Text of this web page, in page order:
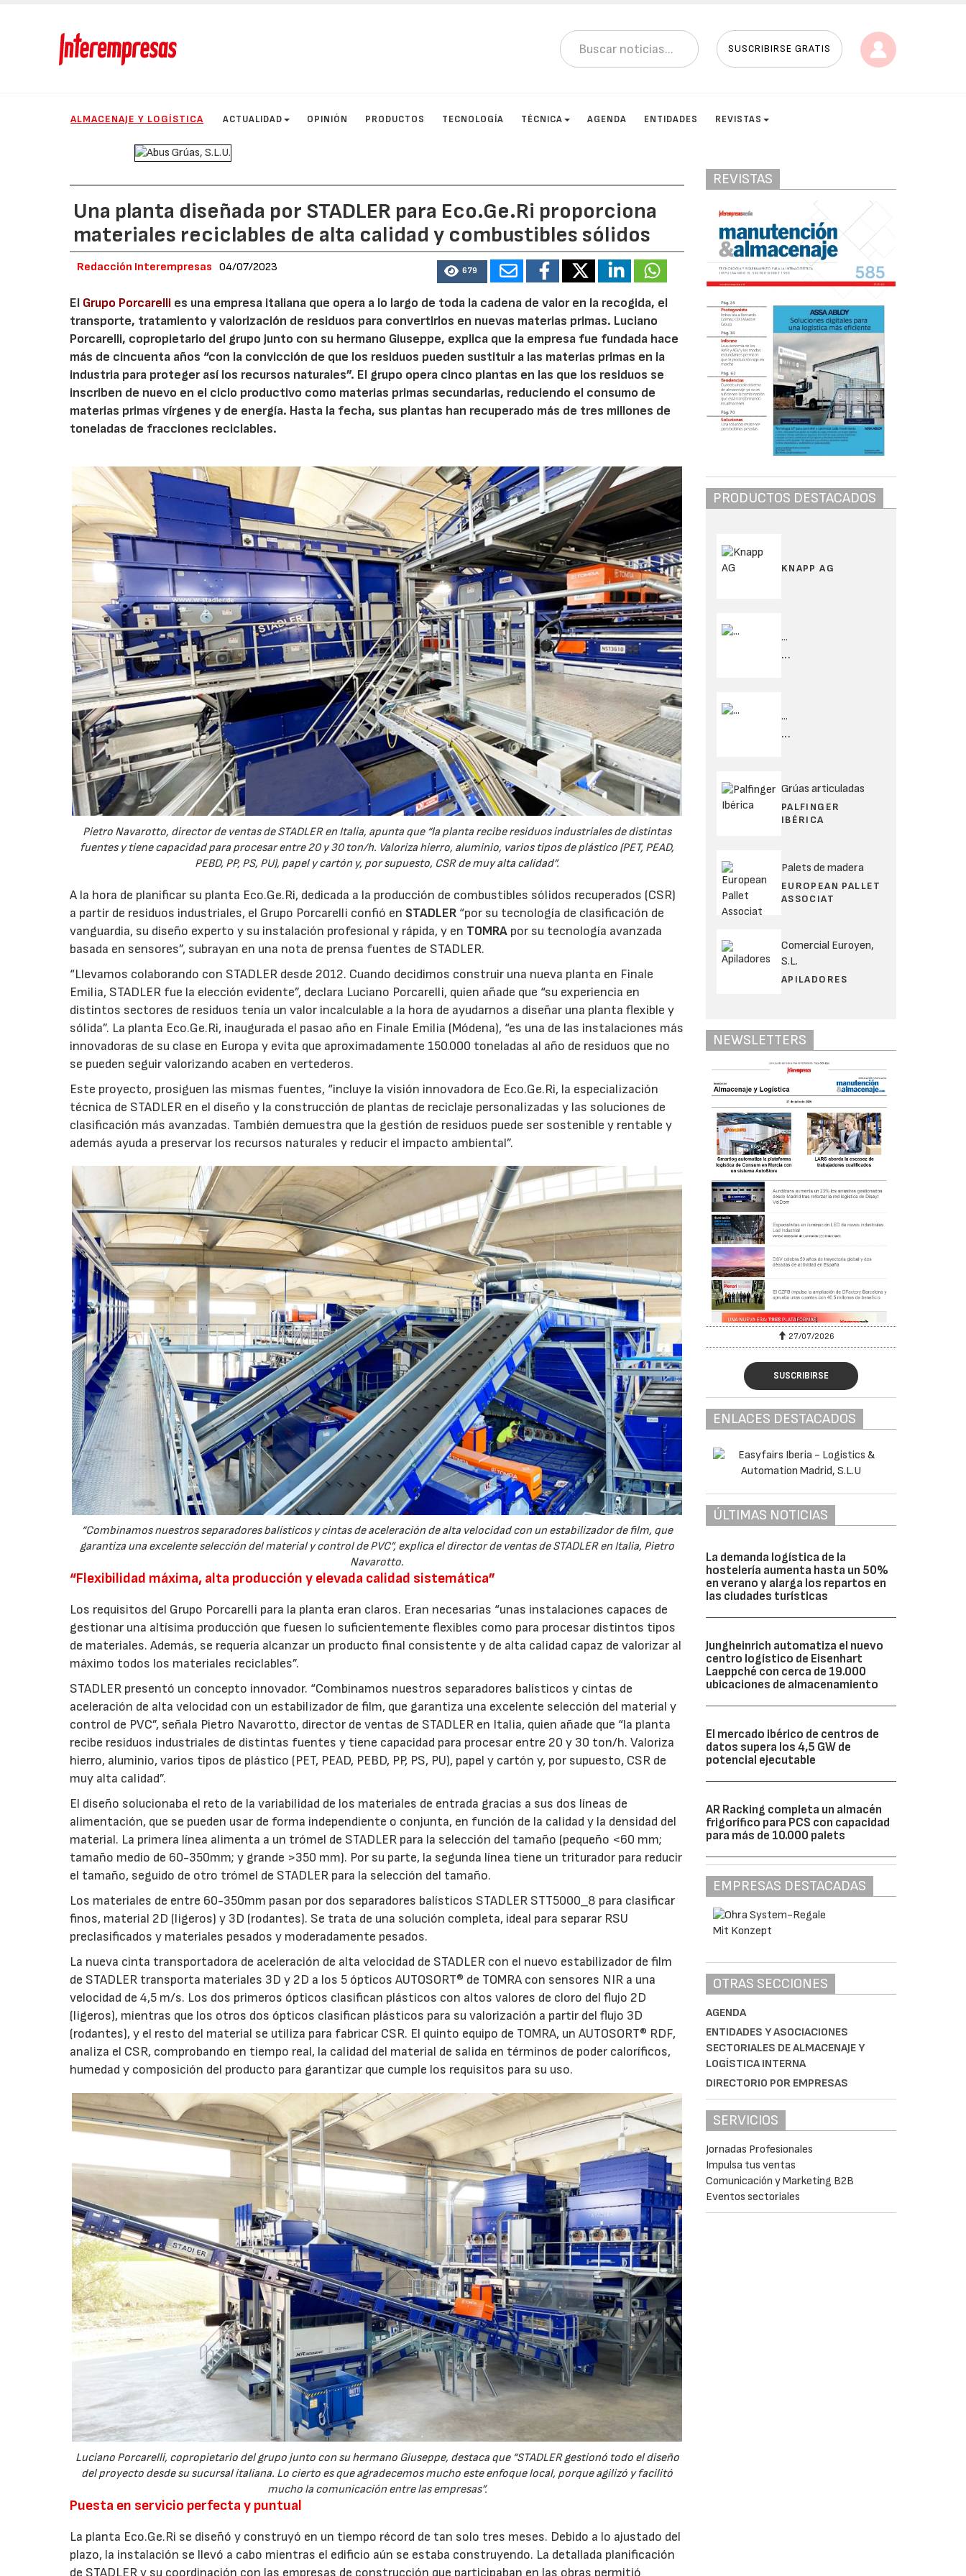
SUSCRIBIRSE GRATIS
ALMACENAJE Y LOGÍSTICA ACTUALIDAD OPINIÓN PRODUCTOS TECNOLOGÍA TÉCNICA AGENDA ENTIDADES REVISTAS
Una planta diseñada por STADLER para Eco.Ge.Ri proporciona
materiales reciclables de alta calidad y combustibles sólidos
Redacción Interempresas 04/07/2023 679
El Grupo Porcarelli es una empresa italiana que opera a lo largo de toda la cadena de valor en la recogida, el
transporte, tratamiento y valorización de residuos para convertirlos en nuevas materias primas. Luciano
Porcarelli, copropietario del grupo junto con su hermano Giuseppe, explica que la empresa fue fundada hace
más de cincuenta años “con la convicción de que los residuos pueden sustituir a las materias primas en la
industria para proteger así los recursos naturales”. El grupo opera cinco plantas en las que los residuos se
inscriben de nuevo en el ciclo productivo como materias primas secundarias, reduciendo el consumo de
materias primas vírgenes y de energía. Hasta la fecha, sus plantas han recuperado más de tres millones de
toneladas de fracciones reciclables.
Pietro Navarotto, director de ventas de STADLER en Italia, apunta que “la planta recibe residuos industriales de distintas
fuentes y tiene capacidad para procesar entre 20 y 30 ton/h. Valoriza hierro, aluminio, varios tipos de plástico (PET, PEAD,
PEBD, PP, PS, PU), papel y cartón y, por supuesto, CSR de muy alta calidad”.
A la hora de planificar su planta Eco.Ge.Ri, dedicada a la producción de combustibles sólidos recuperados (CSR)
a partir de residuos industriales, el Grupo Porcarelli confió en STADLER “por su tecnología de clasificación de
vanguardia, su diseño experto y su instalación profesional y rápida, y en TOMRA por su tecnología avanzada
basada en sensores”, subrayan en una nota de prensa fuentes de STADLER.
“Llevamos colaborando con STADLER desde 2012. Cuando decidimos construir una nueva planta en Finale
Emilia, STADLER fue la elección evidente”, declara Luciano Porcarelli, quien añade que “su experiencia en
distintos sectores de residuos tenía un valor incalculable a la hora de ayudarnos a diseñar una planta flexible y
sólida”. La planta Eco.Ge.Ri, inaugurada el pasao año en Finale Emilia (Módena), “es una de las instalaciones más
innovadoras de su clase en Europa y evita que aproximadamente 150.000 toneladas al año de residuos que no
se pueden seguir valorizando acaben en vertederos.
Este proyecto, prosiguen las mismas fuentes, “incluye la visión innovadora de Eco.Ge.Ri, la especialización
técnica de STADLER en el diseño y la construcción de plantas de reciclaje personalizadas y las soluciones de
clasificación más avanzadas. También demuestra que la gestión de residuos puede ser sostenible y rentable y
además ayuda a preservar los recursos naturales y reducir el impacto ambiental”.
“Combinamos nuestros separadores balísticos y cintas de aceleración de alta velocidad con un estabilizador de film, que
garantiza una excelente selección del material y control de PVC”, explica el director de ventas de STADLER en Italia, Pietro
Navarotto.
“Flexibilidad máxima, alta producción y elevada calidad sistemática”
Los requisitos del Grupo Porcarelli para la planta eran claros. Eran necesarias “unas instalaciones capaces de
gestionar una altísima producción que fuesen lo suficientemente flexibles como para procesar distintos tipos
de materiales. Además, se requería alcanzar un producto final consistente y de alta calidad capaz de valorizar al
máximo todos los materiales reciclables”.
STADLER presentó un concepto innovador. “Combinamos nuestros separadores balísticos y cintas de
aceleración de alta velocidad con un estabilizador de film, que garantiza una excelente selección del material y
control de PVC”, señala Pietro Navarotto, director de ventas de STADLER en Italia, quien añade que “la planta
recibe residuos industriales de distintas fuentes y tiene capacidad para procesar entre 20 y 30 ton/h. Valoriza
hierro, aluminio, varios tipos de plástico (PET, PEAD, PEBD, PP, PS, PU), papel y cartón y, por supuesto, CSR de
muy alta calidad”.
El diseño solucionaba el reto de la variabilidad de los materiales de entrada gracias a sus dos líneas de
alimentación, que se pueden usar de forma independiente o conjunta, en función de la calidad y la densidad del
material. La primera línea alimenta a un trómel de STADLER para la selección del tamaño (pequeño <60 mm;
tamaño medio de 60-350mm; y grande >350 mm). Por su parte, la segunda línea tiene un triturador para reducir
el tamaño, seguido de otro trómel de STADLER para la selección del tamaño.
Los materiales de entre 60-350mm pasan por dos separadores balísticos STADLER STT5000_8 para clasificar
finos, material 2D (ligeros) y 3D (rodantes). Se trata de una solución completa, ideal para separar RSU
preclasificados y materiales pesados y moderadamente pesados.
La nueva cinta transportadora de aceleración de alta velocidad de STADLER con el nuevo estabilizador de film
de STADLER transporta materiales 3D y 2D a los 5 ópticos AUTOSORT® de TOMRA con sensores NIR a una
velocidad de 4,5 m/s. Los dos primeros ópticos clasifican plásticos con altos valores de cloro del flujo 2D
(ligeros), mientras que los otros dos ópticos clasifican plásticos para su valorización a partir del flujo 3D
(rodantes), y el resto del material se utiliza para fabricar CSR. El quinto equipo de TOMRA, un AUTOSORT® RDF,
analiza el CSR, comprobando en tiempo real, la calidad del material de salida en términos de poder caloríficos,
humedad y composición del producto para garantizar que cumple los requisitos para su uso.
Luciano Porcarelli, copropietario del grupo junto con su hermano Giuseppe, destaca que “STADLER gestionó todo el diseño
del proyecto desde su sucursal italiana. Lo cierto es que agradecemos mucho este enfoque local, porque agilizó y facilitó
mucho la comunicación entre las empresas”.
Puesta en servicio perfecta y puntual
La planta Eco.Ge.Ri se diseñó y construyó en un tiempo récord de tan solo tres meses. Debido a lo ajustado del
plazo, la instalación se llevó a cabo mientras el edificio aún se estaba construyendo. La detallada planificación
de STADLER y su coordinación con las empresas de construcción que participaban en las obras permitió
REVISTAS
PRODUCTOS DESTACADOS
KNAPP AG
...
...
...
...
Grúas articuladas
PALFINGER
IBÉRICA
Palets de madera
EUROPEAN PALLET
ASSOCIAT
Comercial Euroyen,
S.L.
APILADORES
NEWSLETTERS
27/07/2026 29/07/2026 27/07/2026
SUSCRIBIRSE
ENLACES DESTACADOS
ÚLTIMAS NOTICIAS
La demanda logística de la
hostelería aumenta hasta un 50%
en verano y alarga los repartos en
las ciudades turísticas
Jungheinrich automatiza el nuevo
centro logístico de Eisenhart
Laeppché con cerca de 19.000
ubicaciones de almacenamiento
El mercado ibérico de centros de
datos supera los 4,5 GW de
potencial ejecutable
AR Racking completa un almacén
frigorífico para PCS con capacidad
para más de 10.000 palets
EMPRESAS DESTACADAS
OTRAS SECCIONES
AGENDA
ENTIDADES Y ASOCIACIONES
SECTORIALES DE ALMACENAJE Y
LOGÍSTICA INTERNA
DIRECTORIO POR EMPRESAS
SERVICIOS
Jornadas Profesionales
Impulsa tus ventas
Comunicación y Marketing B2B
Eventos sectoriales